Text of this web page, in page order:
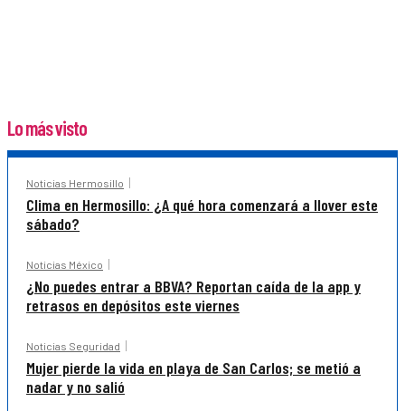
Lo más visto
Noticias Hermosillo
Clima en Hermosillo: ¿A qué hora comenzará a llover este
sábado?
Noticias México
¿No puedes entrar a BBVA? Reportan caída de la app y
retrasos en depósitos este viernes
Noticias Seguridad
Mujer pierde la vida en playa de San Carlos; se metió a
nadar y no salió